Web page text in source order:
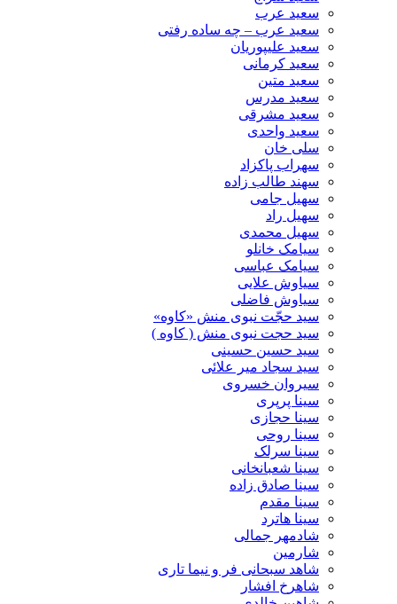
سعید عرب
سعید عرب – چه ساده رفتی
سعید علیپوریان
سعید کرمانی
سعید متین
سعید مدرس
سعید مشرقی
سعید واحدی
سلی خان
سهراب پاکزاد
سهند طالب زاده
سهیل جامی
سهیل راد
سهیل محمدی
سیامک خانلو
سیامک عباسی
سیاوش علایی
سیاوش فاضلی
سید حجّت نبوی منش «کاوه»
سید حجت نبوی منش ( کاوه )
سید حسین حسینى
سید سجاد میر علائی
سیروان خسروی
سینا پرپری
سینا حجازی
سینا روحی
سینا سرلک
سینا شعبانخانی
سینا صادق زاده
سینا مقدم
سینا هاترد
شادمهر جمالی
شارمین
شاهد سبحانی فر و نیما تاری
شاهرخ افشار